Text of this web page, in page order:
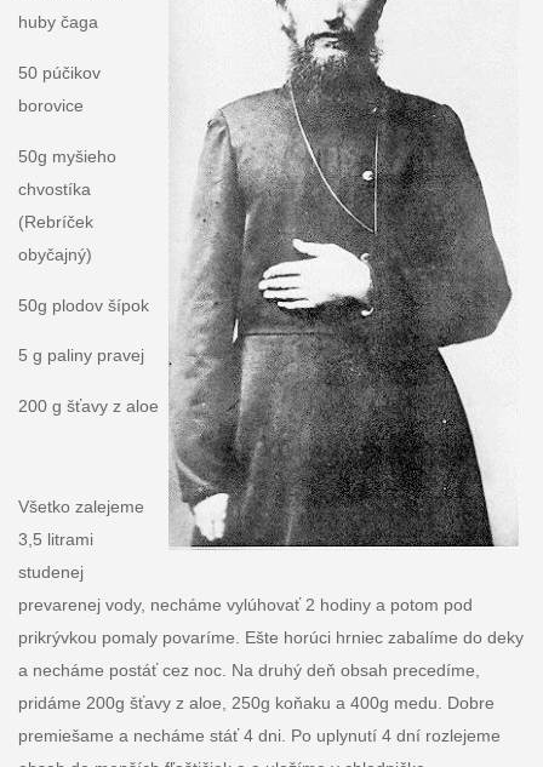
huby čaga
50 púčikov
borovice
50g myšieho
chvostíka
(Rebríček
obyčajný)
50g plodov šípok
5 g paliny pravej
200 g šťavy z aloe
Všetko zalejeme
3,5 litrami
studenej
prevarenej vody, necháme vylúhovať 2 hodiny a potom pod
prikrývkou pomaly povaríme. Ešte horúci hrniec zabalíme do deky
a necháme postáť cez noc. Na druhý deň obsah precedíme,
pridáme 200g šťavy z aloe, 250g koňaku a 400g medu. Dobre
premiešame a necháme stáť 4 dni. Po uplynutí 4 dní rozlejeme